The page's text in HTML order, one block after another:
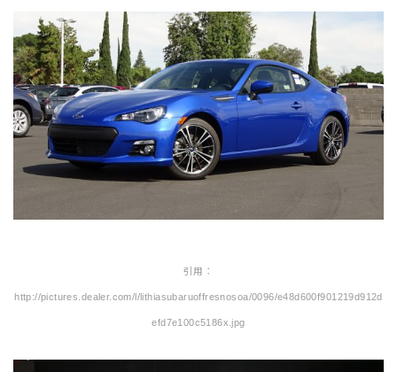
引用：
http://pictures.dealer.com/l/lithiasubaruoffresnosoa/0096/e48d600f901219d912d
efd7e100c5186x.jpg